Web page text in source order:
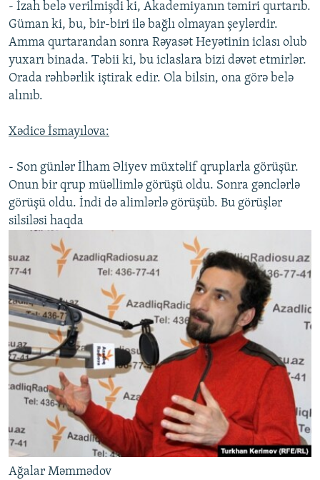
- İzah belə verilmişdi ki, Akademiyanın təmiri qurtarıb.
Güman ki, bu, bir-biri ilə bağlı olmayan şeylərdir.
Amma qurtarandan sonra Rəyasət Heyətinin iclası olub
yuxarı binada. Təbii ki, bu iclaslara bizi dəvət etmirlər.
Orada rəhbərlik iştirak edir. Ola bilsin, ona görə belə
alınıb.
Xədicə İsmayılova:
- Son günlər İlham Əliyev müxtəlif qruplarla görüşür.
Onun bir qrup müəllimlə görüşü oldu. Sonra gənclərlə
görüşü oldu. İndi də alimlərlə görüşüb. Bu görüşlər
silsiləsi haqda
Ağalar Məmmədov